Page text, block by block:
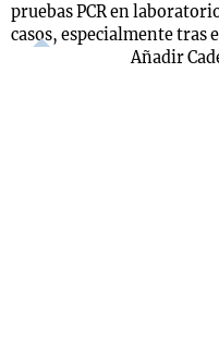
pruebas PCR en
casos, especialmente tras
Añadir